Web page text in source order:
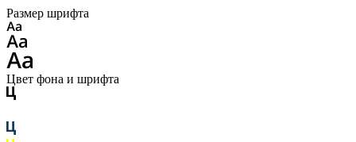
Размер шрифта
Цвет фона и шрифта